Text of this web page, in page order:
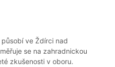
působí ve Ždírci nad
se na zahradnickou
zkušenosti v oboru.